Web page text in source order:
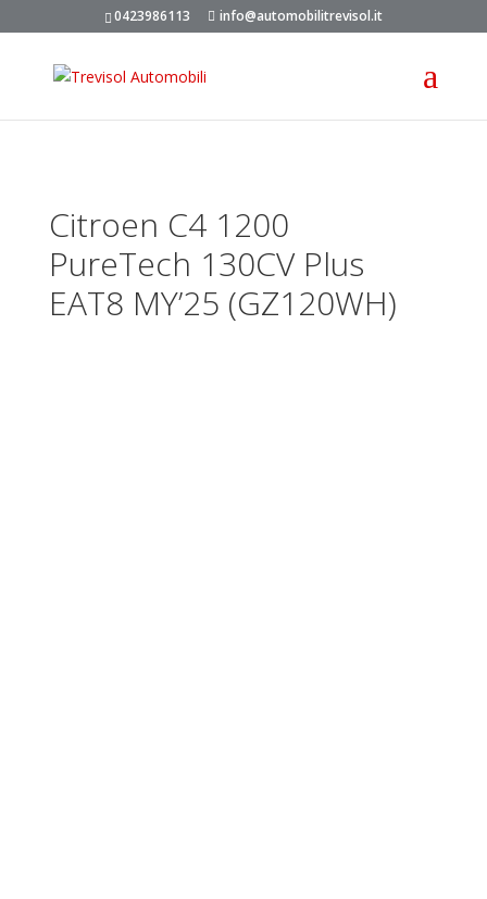
0423986113 info@automobilitrevisol.it
Citroen C4 1200
PureTech 130CV Plus
EAT8 MY’25 (GZ120WH)